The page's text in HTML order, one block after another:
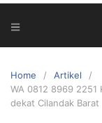
e
Home
Artikel
WA 0812 8969 2251
dekat Cilandak Barat